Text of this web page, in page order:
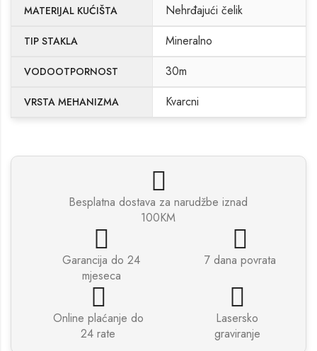
MATERIJAL KUĆIŠTA Nehrđajući čelik
TIP STAKLA Mineralno
VODOOTPORNOST 30m
VRSTA MEHANIZMA Kvarcni
Besplatna dostava za narudžbe iznad
100KM
Garancija do 24
mjeseca
7 dana povrata
Online plaćanje do
24 rate
Lasersko
graviranje